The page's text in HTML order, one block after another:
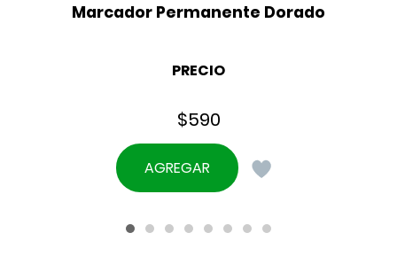
Marcador Permanente Dorado
PRECIO
$590
AGREGAR